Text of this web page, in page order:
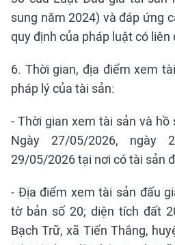
sung năm 2024) và đáp ứng
quy định của pháp luật có liên
6. Thời gian, địa điểm xem
pháp lý của tài sản:
- Thời gian xem tài sản và hồ
Ngày 27/05/2026, ngày
29/05/2026 tại nơi có tài sản
- Địa điểm xem tài sản đấu
tờ bản số 20; diện tích đất
Bạch Trữ, xã Tiến Thắng,